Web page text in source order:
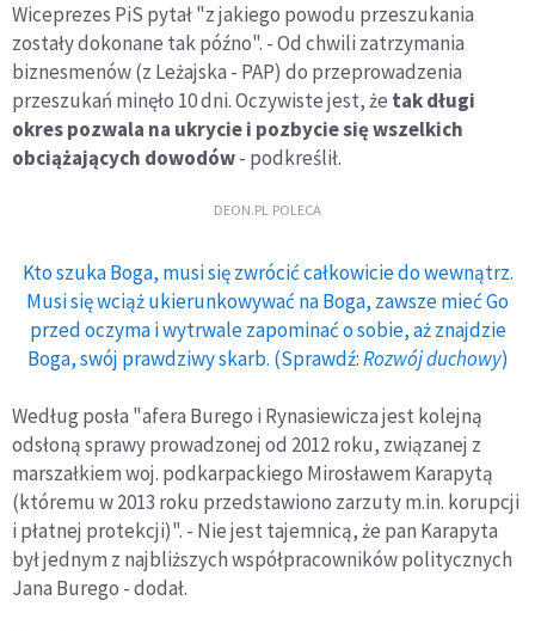
Wiceprezes PiS pytał "z jakiego powodu przeszukania
zostały dokonane tak późno". - Od chwili zatrzymania
biznesmenów (z Leżajska - PAP) do przeprowadzenia
przeszukań minęło 10 dni. Oczywiste jest, że tak długi
okres pozwala na ukrycie i pozbycie się wszelkich
obciążających dowodów- podkreślił.
DEON.PL POLECA
Kto szuka Boga, musi się zwrócić całkowicie do wewnątrz.
Musi się wciąż ukierunkowywać na Boga, zawsze mieć Go
przed oczyma i wytrwale zapominać o sobie, aż znajdzie
Boga, swój prawdziwy skarb. (Sprawdź:Rozwój duchowy)
Według posła "afera Burego i Rynasiewicza jest kolejną
odsłoną sprawy prowadzonej od 2012 roku, związanej z
marszałkiem woj. podkarpackiego Mirosławem Karapytą
(któremu w 2013 roku przedstawiono zarzuty m.in. korupcji
i płatnej protekcji)". - Nie jest tajemnicą, że pan Karapyta
był jednym z najbliższych współpracowników politycznych
Jana Burego - dodał.